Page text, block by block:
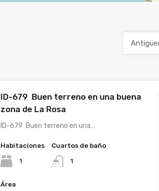
ID-679 Buen terreno en una buena
zona de La Rosa
ID-679 Buen terreno en una…
Habitaciones
1
Cuartos de baño
1
Área